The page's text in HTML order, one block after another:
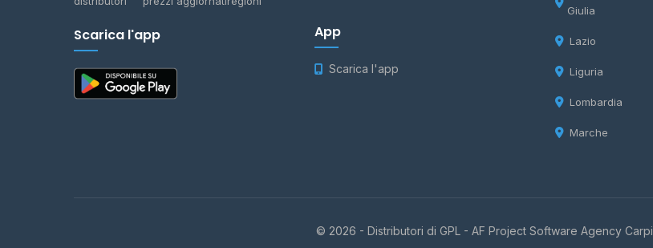
Scarica l'app App
Scarica l'app
Giulia
Lazio
Liguria
Lombardia
Marche
© 2026 - Distributori di GPL - AF Project Software Agency Carpi